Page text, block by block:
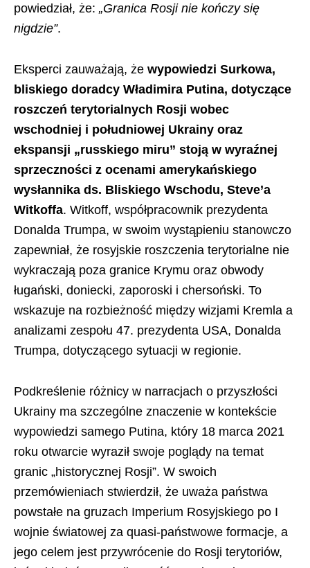
powiedział, że: „Granica Rosji nie kończy się
nigdzie”.
Eksperci zauważają, że wypowiedzi Surkowa,
bliskiego doradcy Władimira Putina, dotyczące
roszczeń terytorialnych Rosji wobec
wschodniej i południowej Ukrainy oraz
ekspansji „russkiego miru” stoją w wyraźnej
sprzeczności z ocenami amerykańskiego
wysłannika ds. Bliskiego Wschodu, Steve’a
Witkoffa. Witkoff, współpracownik prezydenta
Donalda Trumpa, w swoim wystąpieniu stanowczo
zapewniał, że rosyjskie roszczenia terytorialne nie
wykraczają poza granice Krymu oraz obwody
ługański, doniecki, zaporoski i chersoński. To
wskazuje na rozbieżność między wizjami Kremla a
analizami zespołu 47. prezydenta USA, Donalda
Trumpa, dotyczącego sytuacji w regionie.
Podkreślenie różnicy w narracjach o przyszłości
Ukrainy ma szczególne znaczenie w kontekście
wypowiedzi samego Putina, który 18 marca 2021
roku otwarcie wyraził swoje poglądy na temat
granic „historycznej Rosji”. W swoich
przemówieniach stwierdził, że uważa państwa
powstałe na gruzach Imperium Rosyjskiego po I
wojnie światowej za quasi-państwowe formacje, a
jego celem jest przywrócenie do Rosji terytoriów,